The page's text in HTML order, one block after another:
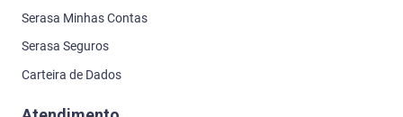
Serasa Minhas Contas
Serasa Seguros
Carteira de Dados